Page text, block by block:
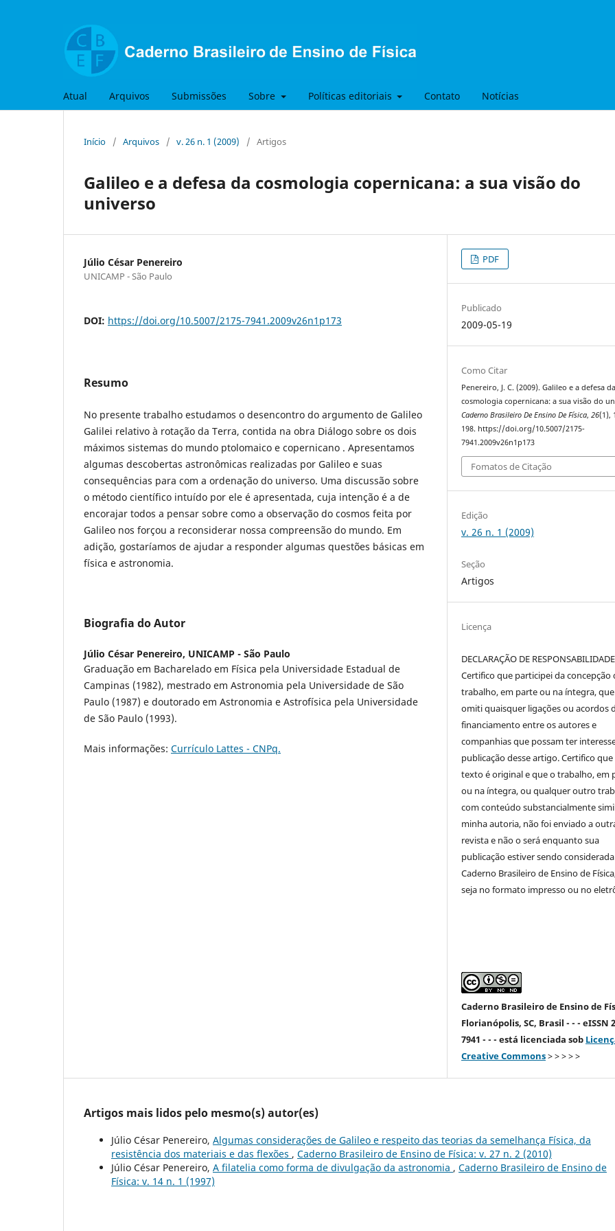
Atual Arquivos Submissões Sobre Políticas editoriais Contato Notícias
Início / Arquivos / v. 26 n. 1 (2009) / Artigos
Galileo e a defesa da cosmologia copernicana: a sua visão do
universo
Júlio César Penereiro
UNICAMP - São Paulo
DOI: https://doi.org/10.5007/2175-7941.2009v26n1p173
Resumo
No presente trabalho estudamos o desencontro do argumento de Galileo
Galilei relativo à rotação da Terra, contida na obra Diálogo sobre os dois
máximos sistemas do mundo ptolomaico e copernicano . Apresentamos
algumas descobertas astronômicas realizadas por Galileo e suas
consequências para com a ordenação do universo. Uma discussão sobre
o método científico intuído por ele é apresentada, cuja intenção é a de
encorajar todos a pensar sobre como a observação do cosmos feita por
Galileo nos forçou a reconsiderar nossa compreensão do mundo. Em
adição, gostaríamos de ajudar a responder algumas questões básicas em
física e astronomia.
Biografia do Autor
Júlio César Penereiro, UNICAMP - São Paulo
Graduação em Bacharelado em Física pela Universidade Estadual de
Campinas (1982), mestrado em Astronomia pela Universidade de São
Paulo (1987) e doutorado em Astronomia e Astrofísica pela Universidade
de São Paulo (1993).
Mais informações: Currículo Lattes - CNPq.
PDF
Publicado
2009-05-19
Como Citar
Penereiro, J. C. (2009). Galileo e a defesa da
cosmologia copernicana: a sua visão do
Caderno Brasileiro De Ensino De Física,26(1),
198. https://doi.org/10.5007/2175-
7941.2009v26n1p173
Fomatos de Citação
Edição
v. 26 n. 1 (2009)
Seção
Artigos
Licença
DECLARAÇÃO DE RESPONSABILIDADE
Certifico que participei da concepção
trabalho, em parte ou na íntegra,
omiti quaisquer ligações ou acordos
financiamento entre os autores e
companhias que possam ter
publicação desse artigo. Certifico que
texto é original e que o trabalho, em
ou na íntegra, ou qualquer outro
com conteúdo substancialmente
minha autoria, não foi enviado a
revista e não o será enquanto sua
publicação estiver sendo
Caderno Brasileiro de Ensino de
seja no formato impresso ou no
Caderno Brasileiro de Ensino de
Florianópolis, SC, Brasil - - - eISSN
7941 - - - está licenciada sob
Creative Commons> > > > >
Artigos mais lidos pelo mesmo(s) autor(es)
Júlio César Penereiro, Algumas considerações de Galileo e respeito das teorias da semelhança Física, da
resistência dos materiais e das flexões , Caderno Brasileiro de Ensino de Física: v. 27 n. 2 (2010)
Júlio César Penereiro, A filatelia como forma de divulgação da astronomia , Caderno Brasileiro de Ensino de
Física: v. 14 n. 1 (1997)